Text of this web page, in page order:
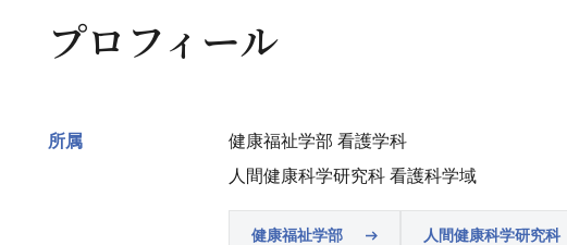
プロフィール
所属
健康福祉学部 看護学科
人間健康科学研究科 看護科学域
健康福祉学部 人間健康科学研究科